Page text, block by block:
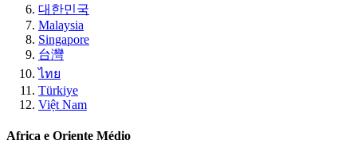
대한민국
Malaysia
Singapore
台灣
ไทย
Türkiye
Việt Nam
Africa e Oriente Médio